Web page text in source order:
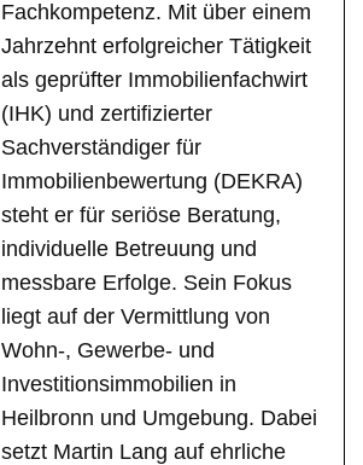
Fachkompetenz. Mit über einem
Jahrzehnt erfolgreicher Tätigkeit
als geprüfter Immobilienfachwirt
(IHK) und zertifizierter
Sachverständiger für
Immobilienbewertung (DEKRA)
steht er für seriöse Beratung,
individuelle Betreuung und
messbare Erfolge. Sein Fokus
liegt auf der Vermittlung von
Wohn-, Gewerbe- und
Investitionsimmobilien in
Heilbronn und Umgebung. Dabei
setzt Martin Lang auf ehrliche